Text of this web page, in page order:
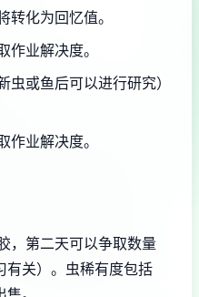
化为回忆值。
作业解决度。
或鱼后可以进行研究）
作业解决度。
，第二天可以争取数量
有关）。虫稀有度包括